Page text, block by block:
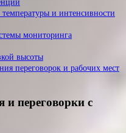
и интенсивности
мониторинга
высоты
переговорок и рабочих мест
переговорки с